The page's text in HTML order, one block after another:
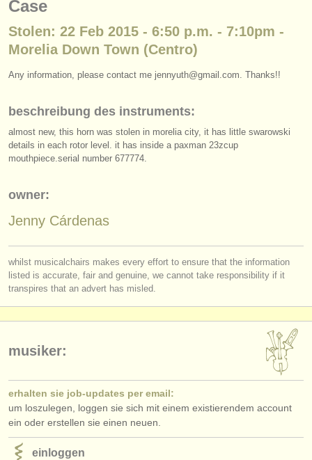
orchester
musikhochschulen
jugendorchester
über musicalchairs
kontakt
nachrichten in der klassischen musik
anzeige veröffentlichen
find out about ourATS
ATSfaq
einloggen
Case
Stolen: 22 Feb 2015 - 6:50 p.m. - 7:10pm -
Morelia Down Town (Centro)
Any information, please contact me jennyuth@gmail.com. Thanks!!
beschreibung des instruments:
almost new, this horn was stolen in morelia city, it has little swarowski
details in each rotor level. it has inside a paxman 23zcup
mouthpiece.serial number 677774.
owner:
Jenny Cárdenas
whilst musicalchairs makes every effort to ensure that the information
listed is accurate, fair and genuine, we cannot take responsibility if it
transpires that an advert has misled.
musiker:
erhalten sie job-updates per email:
um loszulegen, loggen sie sich mit einem existierendem account
ein oder erstellen sie einen neuen.
einloggen